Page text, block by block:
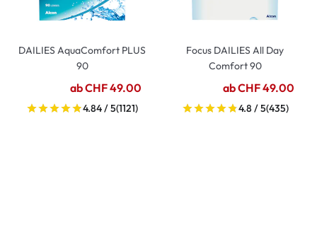
DAILIES AquaComfort PLUS
90
ab CHF 49.00
4.84 / 5(1121)
Focus DAILIES All Day
Comfort 90
ab CHF 49.00
4.8 / 5(435)